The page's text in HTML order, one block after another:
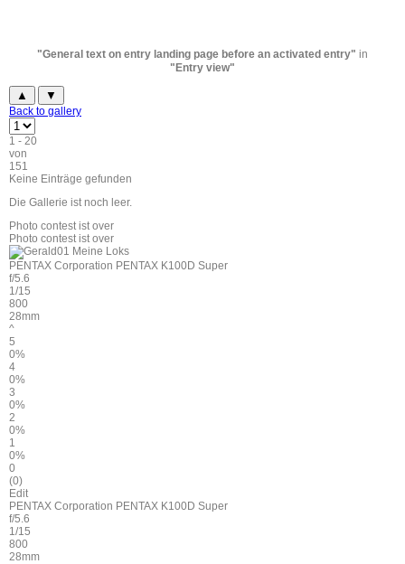
"General text on entry landing page before an activated entry" in
"Entry view"
▲ ▼
Back to gallery
1 - 20
von
151
Keine Einträge gefunden
Die Gallerie ist noch leer.
Photo contest ist over
Photo contest ist over
PENTAX Corporation PENTAX K100D Super
f/5.6
1/15
800
28mm
^
5
0%
4
0%
3
0%
2
0%
1
0%
0
(0)
Edit
PENTAX Corporation PENTAX K100D Super
f/5.6
1/15
800
28mm